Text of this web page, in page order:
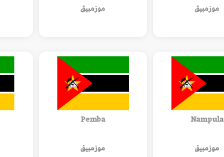
موزمبيق موزمبيق
Nampula
موزمبيق
Pemba
موزمبيق